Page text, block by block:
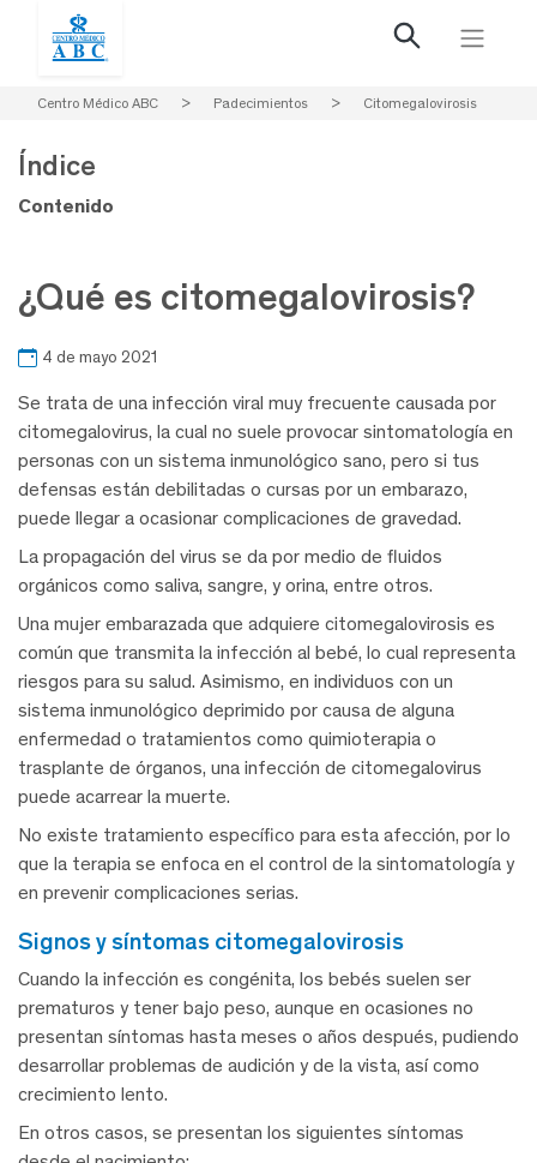
Centro Médico ABC > Padecimientos > Citomegalovirosis
¿Qué es citomegalovirosis?
4 de mayo 2021
Se trata de una infección viral muy frecuente causada por
citomegalovirus, la cual no suele provocar sintomatología en
personas con un sistema inmunológico sano, pero si tus
defensas están debilitadas o cursas por un embarazo,
puede llegar a ocasionar complicaciones de gravedad.
La propagación del virus se da por medio de fluidos
orgánicos como saliva, sangre, y orina, entre otros.
Una mujer embarazada que adquiere citomegalovirosis es
común que transmita la infección al bebé, lo cual representa
riesgos para su salud. Asimismo, en individuos con un
sistema inmunológico deprimido por causa de alguna
enfermedad o tratamientos como quimioterapia o
trasplante de órganos, una infección de citomegalovirus
puede acarrear la muerte.
No existe tratamiento específico para esta afección, por lo
que la terapia se enfoca en el control de la sintomatología y
en prevenir complicaciones serias.
signos y síntomas citomegalovirosis
Cuando la infección es congénita, los bebés suelen ser
prematuros y tener bajo peso, aunque en ocasiones no
presentan síntomas hasta meses o años después, pudiendo
desarrollar problemas de audición y de la vista, así como
crecimiento lento.
En otros casos, se presentan los siguientes síntomas
Índice
Contenido